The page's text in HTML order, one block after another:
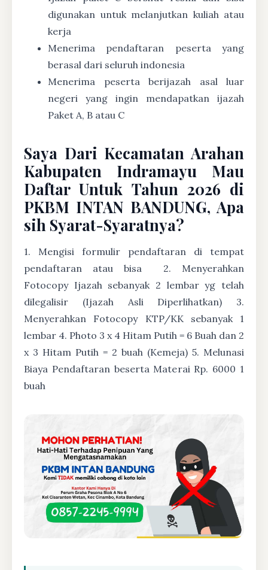
digunakan untuk melanjutkan kuliah atau
kerja
Menerima pendaftaran peserta yang
berasal dari seluruh indonesia
Menerima peserta berijazah asal luar
negeri yang ingin mendapatkan ijazah
Paket A, B atau C
Saya Dari Kecamatan Arahan
Kabupaten Indramayu Mau
Daftar Untuk Tahun 2026 di
PKBM INTAN BANDUNG, Apa
sih Syarat-Syaratnya?
1. Mengisi formulir pendaftaran di tempat
pendaftaran atau bisa
2. Menyerahkan
Fotocopy Ijazah sebanyak 2 lembar yg telah
dilegalisir (Ijazah Asli Diperlihatkan) 3.
Menyerahkan Fotocopy KTP/KK sebanyak 1
lembar 4. Photo 3 x 4 Hitam Putih = 6 Buah dan 2
x 3 Hitam Putih = 2 buah (Kemeja) 5. Melunasi
Biaya Pendaftaran beserta Materai Rp. 6000 1
buah